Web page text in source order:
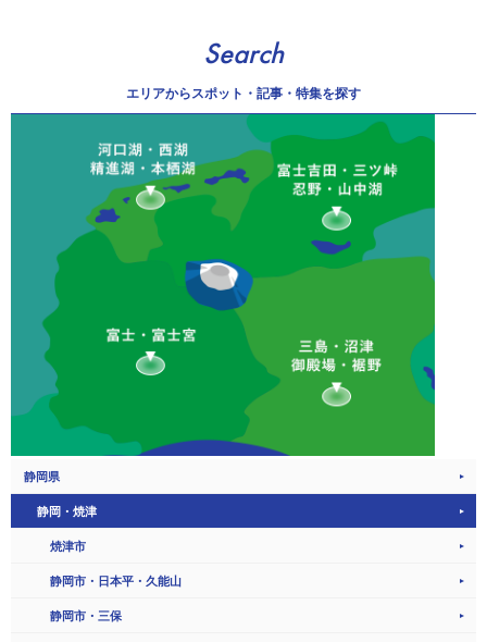
Search
エリアからスポット・記事・特集を探す
静岡県
静岡・焼津
焼津市
静岡市・日本平・久能山
静岡市・三保